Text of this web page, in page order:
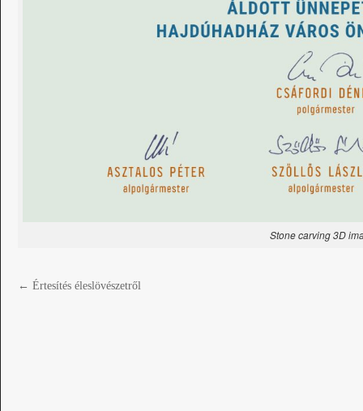
Stone carving 3D
← Értesítés éleslövészetről